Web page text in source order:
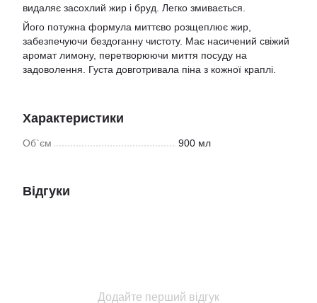
видаляє засохлий жир і бруд. Легко змивається.
Його потужна формула миттєво розщеплює жир,
забезпечуючи бездоганну чистоту. Має насичений свіжий
аромат лимону, перетворюючи миття посуду на
задоволення. Густа довготривала піна з кожної краплі.
Характеристики
Об`єм 900 мл
Відгуки
Додайте перший відгук